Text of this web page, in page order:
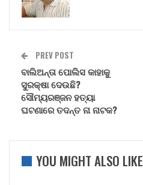
PREV POST
ବାଲିଅନ୍ତା ପୋଲିସ କାହାକୁ
ସୁରକ୍ଷା ଦେଉଛି?
ସୌମ୍ୟରଞ୍ଜନ ହତ୍ୟା
ଘଟଣାରେ ତଦନ୍ତ ନା ନାଟକ?
YOU MIGHT ALSO LIKE